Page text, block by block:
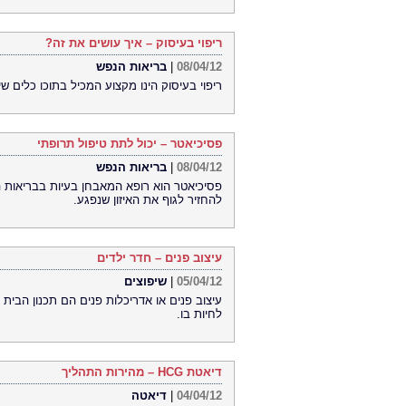
ריפוי בעיסוק – איך עושים את זה?
08/04/12
בריאות הנפש
ריפוי בעיסוק הינו מקצוע המכיל בתוכו כלים
פסיכיאטר – יכול לתת טיפול תרופתי
08/04/12
בריאות הנפש
פסיכיאטר הוא רופא המאבחן בעיות
להחזיר לגוף את האיזון שנפגע.
עיצוב פנים – חדר ילדים
05/04/12
שיפוצים
עיצוב פנים או אדריכלות פנים הם תכנון
לחיות בו.
דיאטת HCG – מהירות התהליך
04/04/12
דיאטה